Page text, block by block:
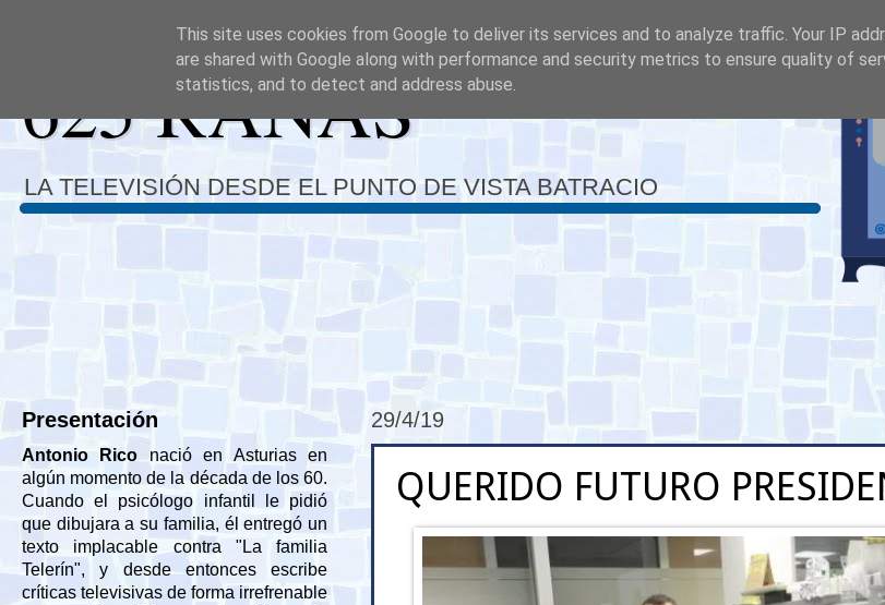
625 RANAS
LA TELEVISIÓN DESDE EL PUNTO DE VISTA BATRACIO
29/4/19
QUERIDO FUTURO
Presentación
Antonio Rico nació en Asturias en
algún momento de la década de los 60.
Cuando el psicólogo infantil le pidió
que dibujara a su familia, él entregó un
texto implacable contra "La familia
Telerín", y desde entonces escribe
críticas televisivas de forma irrefrenable
This site uses cookies from Google to deliver its services and to analyze traffic. Your IP
are shared with Google along with performance and security metrics to ensure quality of
statistics, and to detect and address abuse.